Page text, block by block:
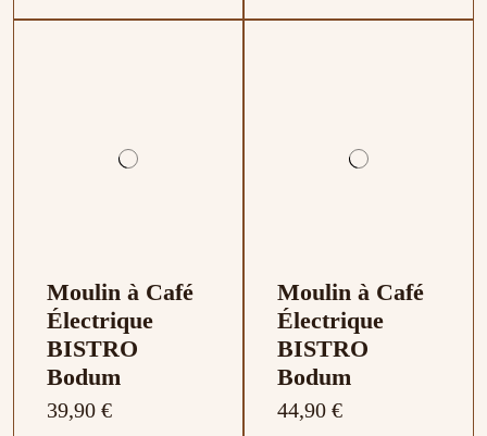
Moulin à Café
Électrique
BISTRO
Bodum
39,90 €
Moulin à Café
Électrique
BISTRO
Bodum
44,90 €